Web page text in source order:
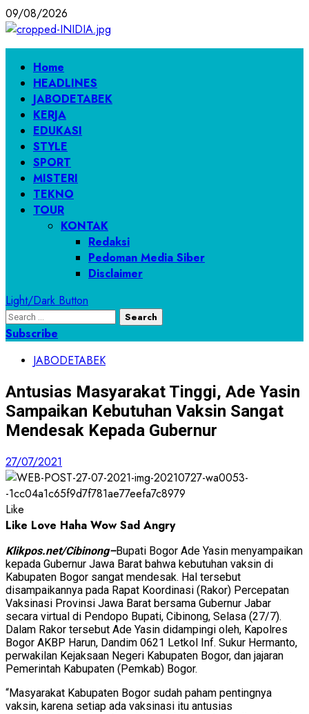
Skip
to
content
09/08/2026
Primary
Menu
Home
HEADLINES
JABODETABEK
KERJA
EDUKASI
STYLE
SPORT
MISTERI
TEKNO
TOUR
KONTAK
Redaksi
Pedoman Media Siber
Disclaimer
Light/Dark Button
Search
for:
Subscribe
JABODETABEK
Antusias Masyarakat Tinggi, Ade Yasin
Sampaikan Kebutuhan Vaksin Sangat
Mendesak Kepada Gubernur
27/07/2021
Like
Like Love Haha Wow Sad Angry
Klikpos.net/Cibinong–Bupati Bogor Ade Yasin menyampaikan
kepada Gubernur Jawa Barat bahwa kebutuhan vaksin di
Kabupaten Bogor sangat mendesak. Hal tersebut
disampaikannya pada Rapat Koordinasi (Rakor) Percepatan
Vaksinasi Provinsi Jawa Barat bersama Gubernur Jabar
secara virtual di Pendopo Bupati, Cibinong, Selasa (27/7).
Dalam Rakor tersebut Ade Yasin didampingi oleh, Kapolres
Bogor AKBP Harun, Dandim 0621 Letkol Inf. Sukur Hermanto,
perwakilan Kejaksaan Negeri Kabupaten Bogor, dan jajaran
Pemerintah Kabupaten (Pemkab) Bogor.
“Masyarakat Kabupaten Bogor sudah paham pentingnya
vaksin, karena setiap ada vaksinasi itu antusias